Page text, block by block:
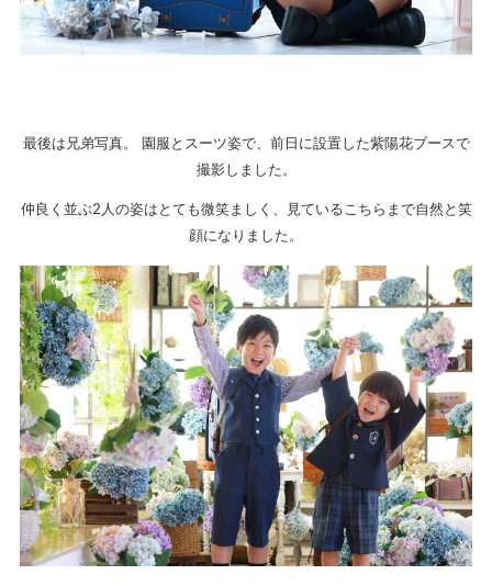
最後は兄弟写真。 園服とスーツ姿で、前日に設置した紫陽花ブースで
撮影しました。
仲良く並ぶ2人の姿はとても微笑ましく、見ているこちらまで自然と笑
顔になりました。